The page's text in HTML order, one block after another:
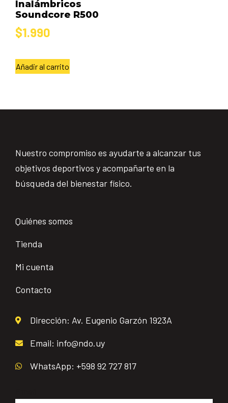
Inalámbricos
Soundcore R500
$1.990
Añadir al carrito
Nuestro compromiso es ayudarte a alcanzar tus
objetivos deportivos y acompañarte en la
búsqueda del bienestar físico.
Quiénes somos
Tienda
Mi cuenta
Contacto
Dirección: Av. Eugenio Garzón 1923A
Email: info@ndo.uy
WhatsApp: +598 92 727 817